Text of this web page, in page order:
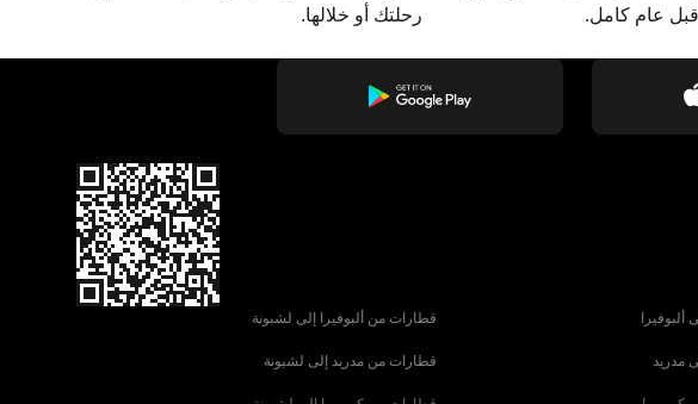
قبل عام كامل.
رحلتك أو خلالها.
قطارات من ألبوفيرا إلى لشبونة
مدريد قطارات من مدريد إلى لشبونة